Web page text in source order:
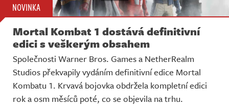
NOVINKA
Mortal Kombat 1 dostává definitivní
edici s veškerým obsahem
Společnosti Warner Bros. Games a NetherRealm
Studios překvapily vydáním definitivní edice Mortal
Kombatu 1. Krvavá bojovka obdržela kompletní edici
rok a osm měsíců poté, co se objevila na trhu.